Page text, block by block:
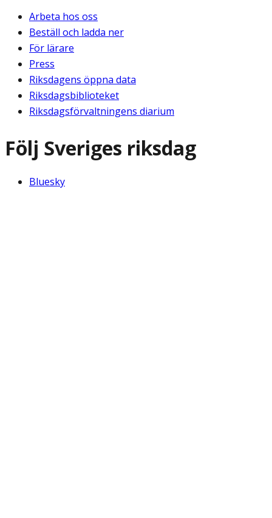
Arbeta hos oss
Beställ och ladda ner
För lärare
Press
Riksdagens öppna data
Riksdagsbiblioteket
Riksdagsförvaltningens diarium
Följ Sveriges riksdag
Bluesky